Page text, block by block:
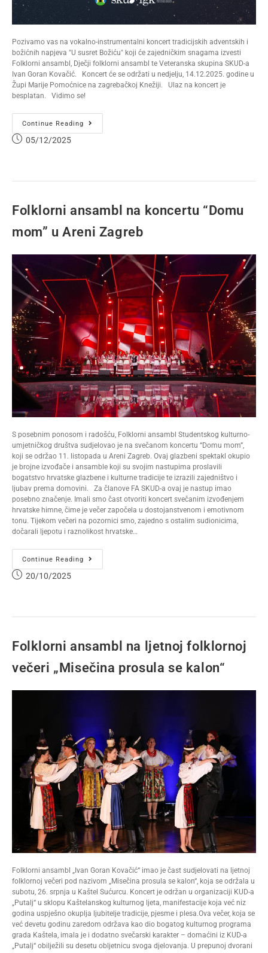
Pozivamo vas na vokalno-instrumentalni koncert tradicijskih adventskih i
božićnih napjeva "U susret Božiću" koji će zajedničkim snagama izvesti
Folklorni ansambl, Dječji folklorni ansambl te Veteranska skupina SKUD-a
Ivan Goran Kovačić. Koncert će se održati u nedjelju, 14.12.2025. godine u
Župi Marije Pomoćnice na zagrebačkoj Knežiji. Ulaz na koncert je
besplatan. Vidimo se!
Continue Reading
05/12/2025
Folklorni ansambl na koncertu “Domu
mom” u Areni Zagreb
S posebnim ponosom i radošću, Folklorni ansambl Studentskog kulturno-
umjetničkog društva sudjelovao je na svečanom koncertu “Domu mom”,
koji se održao 11. listopada u Areni Zagreb. Ovaj glazbeni spektakl okupio
je brojne izvođače i ansamble koji su svojim nastupima proslavili
bogatstvo hrvatske glazbene i kulturne tradicije te izrazili zajedništvo i
ljubav prema domovini. Za članove FA SKUD-a ovaj je nastup imao
posebno značenje. Imali smo čast otvoriti koncert svečanim izvođenjem
hrvatske himne, čime je večer započela u dostojanstvenom i emotivnom
tonu. Tijekom večeri na pozornici smo, zajedno s ostalim sudionicima,
dočarali ljepotu i raznolikost hrvatske…
Continue Reading
20/10/2025
Folklorni ansambl na ljetnoj folklornoj
večeri „Misečina prosula se kalon“
Folklorni ansambl „Ivan Goran Kovačić“ imao je čast sudjelovati na ljetnoj
folklornoj večeri pod nazivom „Misečina prosula se kalon“, koja se održala u
subotu, 26. srpnja u Kaštel Sućurcu. Koncert je održan u organizaciji KUD-a
„Putalj“ u sklopu Kaštelanskog kulturnog ljeta, manifestacije koja već niz
godina uspješno okuplja ljubitelje tradicije, pjesme i plesa.Ova večer, koja se
već devetu godinu zaredom održava kao dio bogatog kulturnog programa
grada Kaštela, imala je i dodatno svečarski karakter – domaćini iz KUD-a
„Putalj“ obilježili su desetu obljetnicu svoga djelovanja. U prepunoj dvorani